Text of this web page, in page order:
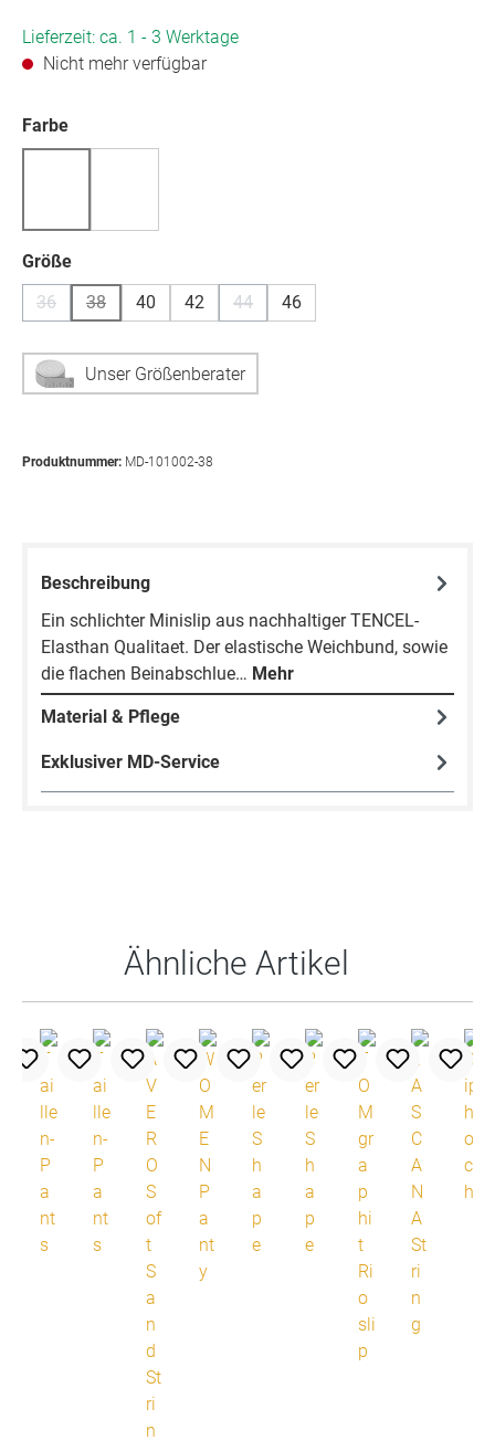
Lieferzeit: ca. 1 - 3 Werktage
Nicht mehr verfügbar
Farbeauswählen
Größeauswählen
36
(Diese Option ist zurzeit nicht verfügbar.)
38
(Diese Option ist zurzeit nicht verfügbar.)
40 42 44 46
Unser Größenberater
Produktnummer: MD-101002-38
Beschreibung
Ein schlichter Minislip aus nachhaltiger TENCEL-
Elasthan Qualitaet. Der elastische Weichbund, sowie
die flachen Beinabschlue… Mehr
Material & Pflege
Exklusiver MD-Service
Ähnliche Artikel